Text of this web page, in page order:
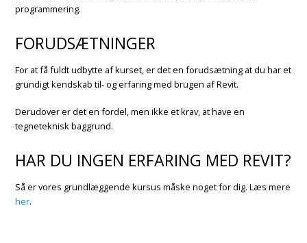
programmering.
FORUDSÆTNINGER
For at få fuldt udbytte af kurset, er det en forudsætning at du har et
grundigt kendskab til- og erfaring med brugen af Revit.
Derudover er det en fordel, men ikke et krav, at have en
tegneteknisk baggrund.
HAR DU INGEN ERFARING MED REVIT?
Så er vores grundlæggende kursus måske noget for dig. Læs mere
her.